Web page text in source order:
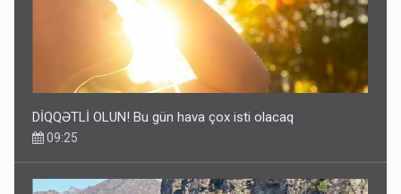
DİQQƏTLİ OLUN! Bu gün hava çox isti olacaq
09:25